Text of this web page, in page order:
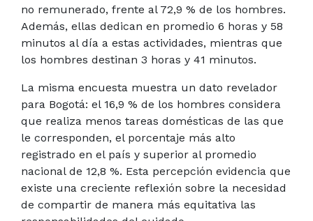
no remunerado, frente al 72,9 % de los hombres.
Además, ellas dedican en promedio 6 horas y 58
minutos al día a estas actividades, mientras que
los hombres destinan 3 horas y 41 minutos.
La misma encuesta muestra un dato revelador
para Bogotá: el 16,9 % de los hombres considera
que realiza menos tareas domésticas de las que
le corresponden, el porcentaje más alto
registrado en el país y superior al promedio
nacional de 12,8 %. Esta percepción evidencia que
existe una creciente reflexión sobre la necesidad
de compartir de manera más equitativa las